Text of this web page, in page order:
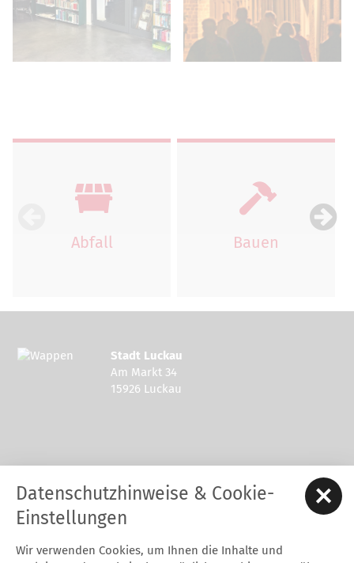
Abfall Bauen
Stadt Luckau
Am Markt 34
15926 Luckau
Tel.: 03544 - 594 0
Fax: 03544 - 2948
E-Mail:stadt@luckau.de
Datenschutzhinweise & Cookie-
Einstellungen
Wir verwenden Cookies, um Ihnen die Inhalte und